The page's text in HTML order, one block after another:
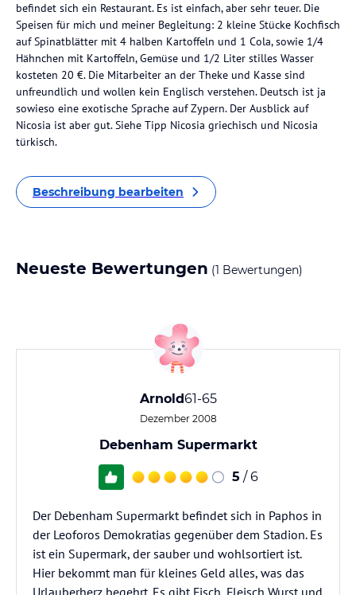
befindet sich ein Restaurant. Es ist einfach, aber sehr teuer. Die
Speisen für mich und meiner Begleitung: 2 kleine Stücke Kochfisch
auf Spinatblätter mit 4 halben Kartoffeln und 1 Cola, sowie 1/4
Hähnchen mit Kartoffeln, Gemüse und 1/2 Liter stilles Wasser
kosteten 20 €. Die Mitarbeiter an der Theke und Kasse sind
unfreundlich und wollen kein Englisch verstehen. Deutsch ist ja
sowieso eine exotische Sprache auf Zypern. Der Ausblick auf
Nicosia ist aber gut. Siehe Tipp Nicosia griechisch und Nicosia
türkisch.
Beschreibung bearbeiten
Neueste Bewertungen (1 Bewertungen)
Arnold61-65
Dezember 2008
Debenham Supermarkt
5 / 6
Der Debenham Supermarkt befindet sich in Paphos in
der Leoforos Demokratias gegenüber dem Stadion. Es
ist ein Supermark, der sauber und wohlsortiert ist.
Hier bekommt man für kleines Geld alles, was das
Urlauberherz begehrt. Es gibt Fisch, Fleisch Wurst und